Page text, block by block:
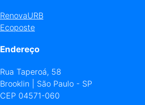
RenovaURB
Ecoposte
Endereço
Rua Taperoá, 58
Brooklin | São Paulo - SP
CEP 04571-060